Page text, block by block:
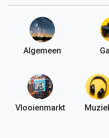
Algemeen
Vlooienmarkt